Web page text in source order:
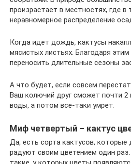
произрастает в местностях, где в
неравномерное распределение
Когда идет дождь, кактусы
мясистых листьях. Благодаря
переносить длительные сезоны
А что будет, если совсем
Ваш колючий друг сможет почти 2
воды, а потом все-таки умрет.
Миф четвертый – кактус
Да, есть сорта кактусов, которые
радуют своим цветением один